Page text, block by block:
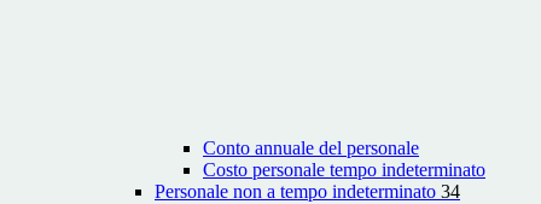
Conto annuale del personale
Costo personale tempo indeterminato
Personale non a tempo indeterminato 34